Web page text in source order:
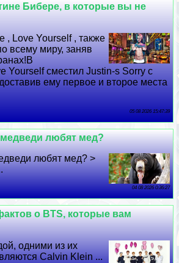
Бибере, в которые вы не
, Love Yourself , также
всему миру, заняв
Yourself сместил Justin-s Sorry с
ему первое и второе места
05 08 2026 15:47:39
любят мед?
любят мед? >
04 08 2026 0:36:27
о BTS, которые вам
одними из их
Calvin Klein ...